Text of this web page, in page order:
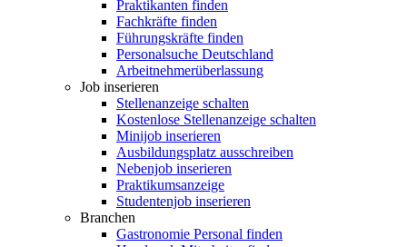
Praktikanten finden
Fachkräfte finden
Führungskräfte finden
Personalsuche Deutschland
Arbeitnehmerüberlassung
Job inserieren
Stellenanzeige schalten
Kostenlose Stellenanzeige schalten
Minijob inserieren
Ausbildungsplatz ausschreiben
Nebenjob inserieren
Praktikumsanzeige
Studentenjob inserieren
Branchen
Gastronomie Personal finden